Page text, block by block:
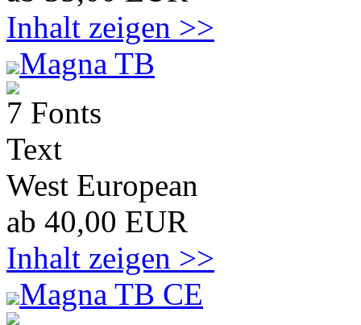
Inhalt zeigen >>
Magna TB
7 Fonts
Text
West European
ab 40,00 EUR
Inhalt zeigen >>
Magna TB CE